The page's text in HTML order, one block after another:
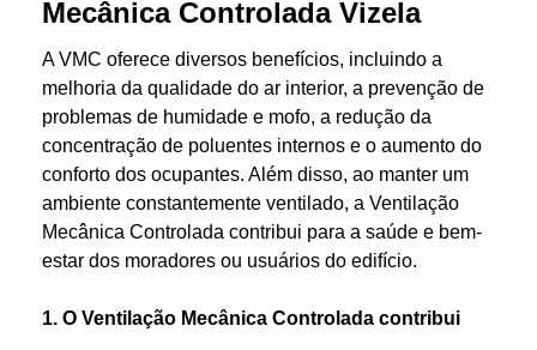
Mecânica Controlada Vizela
A VMC oferece diversos benefícios, incluindo a
melhoria da qualidade do ar interior, a prevenção de
problemas de humidade e mofo, a redução da
concentração de poluentes internos e o aumento do
conforto dos ocupantes. Além disso, ao manter um
ambiente constantemente ventilado, a Ventilação
Mecânica Controlada contribui para a saúde e bem-
estar dos moradores ou usuários do edifício.
1. O Ventilação Mecânica Controlada contribui